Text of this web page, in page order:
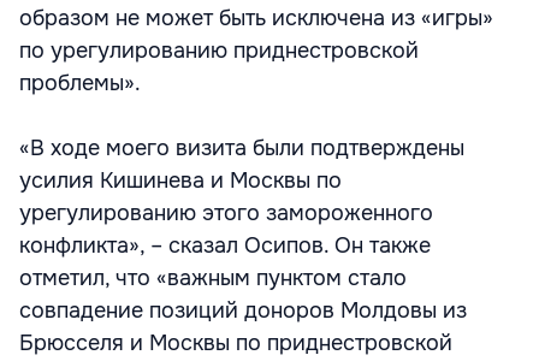
образом не может быть исключена из «игры»
по урегулированию приднестровской
проблемы».
«В ходе моего визита были подтверждены
усилия Кишинева и Москвы по
урегулированию этого замороженного
конфликта», – сказал Осипов. Он также
отметил, что «важным пунктом стало
совпадение позиций доноров Молдовы из
Брюсселя и Москвы по приднестровской